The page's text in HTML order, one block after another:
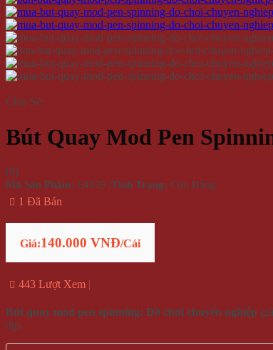
Chia Sẻ:
Bút Quay Mod Pen
(0)
Mã Sản Phẩm: 64929 |Tình Trạng: Còn Hàng
1 Đã Bán
Giá:140.000 VNĐ/Cái
443 Lượt Xem
Bút quay mod pen spinning: Đồ chơi chuyên nghiệp
dịp.